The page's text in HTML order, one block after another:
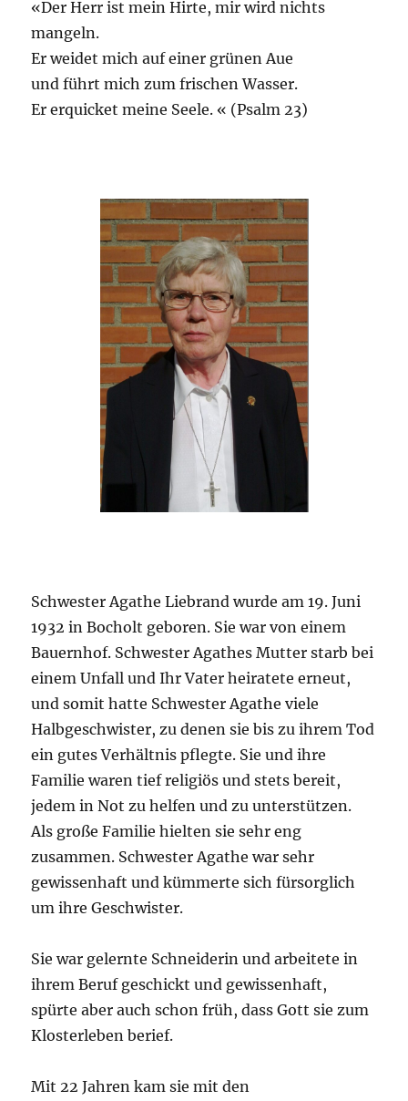
«Der Herr ist mein Hirte, mir wird nichts
mangeln.
Er weidet mich auf einer grünen Aue
und führt mich zum frischen Wasser.
Er erquicket meine Seele. « (Psalm 23)
Schwester Agathe Liebrand wurde am 19. Juni
1932 in Bocholt geboren. Sie war von einem
Bauernhof. Schwester Agathes Mutter starb bei
einem Unfall und Ihr Vater heiratete erneut,
und somit hatte Schwester Agathe viele
Halbgeschwister, zu denen sie bis zu ihrem Tod
ein gutes Verhältnis pflegte. Sie und ihre
Familie waren tief religiös und stets bereit,
jedem in Not zu helfen und zu unterstützen.
Als große Familie hielten sie sehr eng
zusammen. Schwester Agathe war sehr
gewissenhaft und kümmerte sich fürsorglich
um ihre Geschwister.
Sie war gelernte Schneiderin und arbeitete in
ihrem Beruf geschickt und gewissenhaft,
spürte aber auch schon früh, dass Gott sie zum
Klosterleben berief.
Mit 22 Jahren kam sie mit den